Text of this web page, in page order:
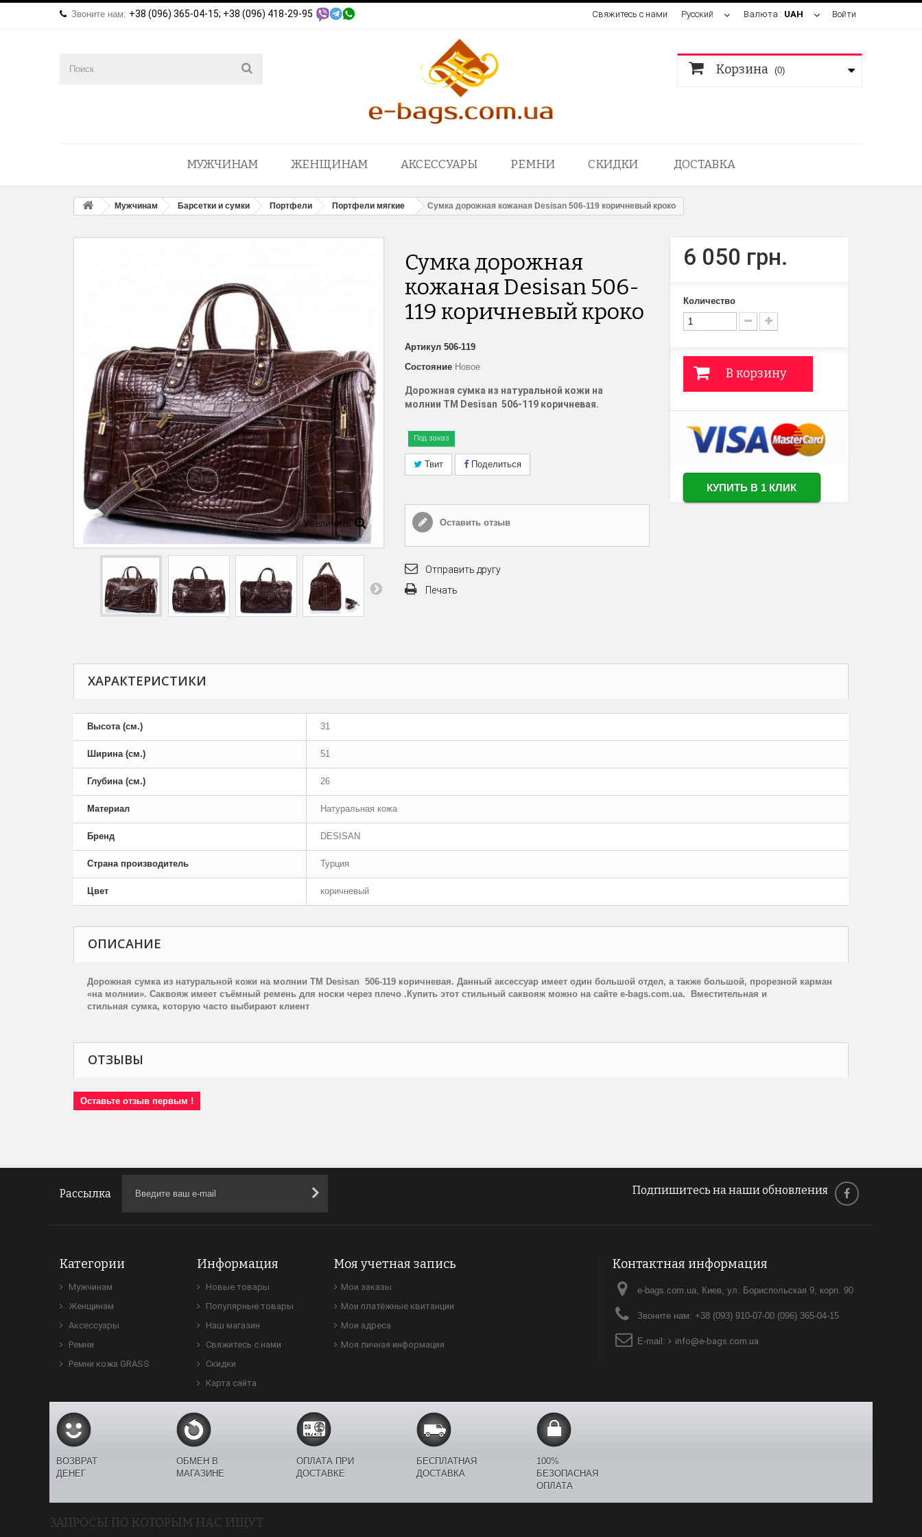
Войти
Валюта : UAH
Русский
Свяжитесь с нами
Звоните нам: +38 (096) 365-04-15; +38 (096) 418-29-95
Корзина (0)
МУЖЧИНАМ ЖЕНЩИНАМ АКСЕССУАРЫ РЕМНИ СКИДКИ ДОСТАВКА
Мужчинам Барсетки и сумки Портфели Портфели мягкие Сумка дорожная кожаная Desisan 506-119 коричневый кроко
Увеличить
Сумка дорожная
кожаная Desisan 506-
119 коричневый кроко
Артикул 506-119
Состояние Новое
Дорожная сумка из натуральной кожи на
молнии TM Desisan 506-119 коричневая.
Под заказ
Твит Поделиться
Оставить отзыв
Отправить другу
Печать
6 050 грн.
Количество
В корзину
КУПИТЬ В 1 КЛИК
ХАРАКТЕРИСТИКИ
Высота (см.) 31
Ширина (см.) 51
Глубина (см.) 26
Материал Натуральная кожа
Бренд DESISAN
Страна производитель Турция
Цвет коричневый
ОПИСАНИЕ
Дорожная сумка из натуральной кожи на молнии TM Desisan 506-119 коричневая. Данный аксессуар имеет один большой отдел, а также большой, прорезной карман
«на молнии». Саквояж имеет съёмный ремень для носки через плечо .Купить этот стильный саквояж можно на сайте e-bags.com.ua. Вместительная и
стильная сумка, которую часто выбирают клиент
ОТЗЫВЫ
Оставьте отзыв первым !
Рассылка Подпишитесь на наши обновления
Категории
Мужчинам
Женщинам
Аксессуары
Ремни
Ремни кожа GRASS
Информация
Новые товары
Популярные товары
Наш магазин
Свяжитесь с нами
Скидки
Карта сайта
Моя учетная запись
Мои заказы
Мои платёжные квитанции
Мои адреса
Моя личная информация
Контактная информация
e-bags.com.ua, Киев, ул. Бориспольская 9, корп. 90
Звоните нам: +38 (093) 910-07-00 (096) 365-04-15
E-mail: info@e-bags.com.ua
ВОЗВРАТ
ДЕНЕГ
ОБМЕН В
МАГАЗИНЕ
ОПЛАТА ПРИ
ДОСТАВКЕ
БЕСПЛАТНАЯ
ДОСТАВКА
100%
БЕЗОПАСНАЯ
ОПЛАТА
ЗАПРОСЫ ПО КОТОРЫМ НАС ИЩУТ